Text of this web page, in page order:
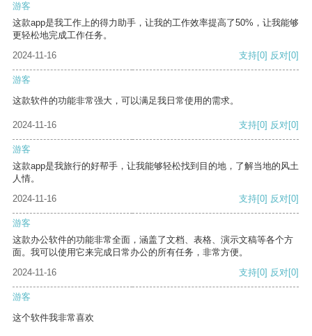
游客
这款app是我工作上的得力助手，让我的工作效率提高了50%，让我能够
更轻松地完成工作任务。
2024-11-16
支持[0] 反对[0]
游客
这款软件的功能非常强大，可以满足我日常使用的需求。
2024-11-16 支持[0] 反对[0]
游客
这款app是我旅行的好帮手，让我能够轻松找到目的地，了解当地的风土
人情。
2024-11-16
支持[0] 反对[0]
游客
这款办公软件的功能非常全面，涵盖了文档、表格、演示文稿等各个方
面。我可以使用它来完成日常办公的所有任务，非常方便。
2024-11-16
支持[0] 反对[0]
游客
这个软件我非常喜欢